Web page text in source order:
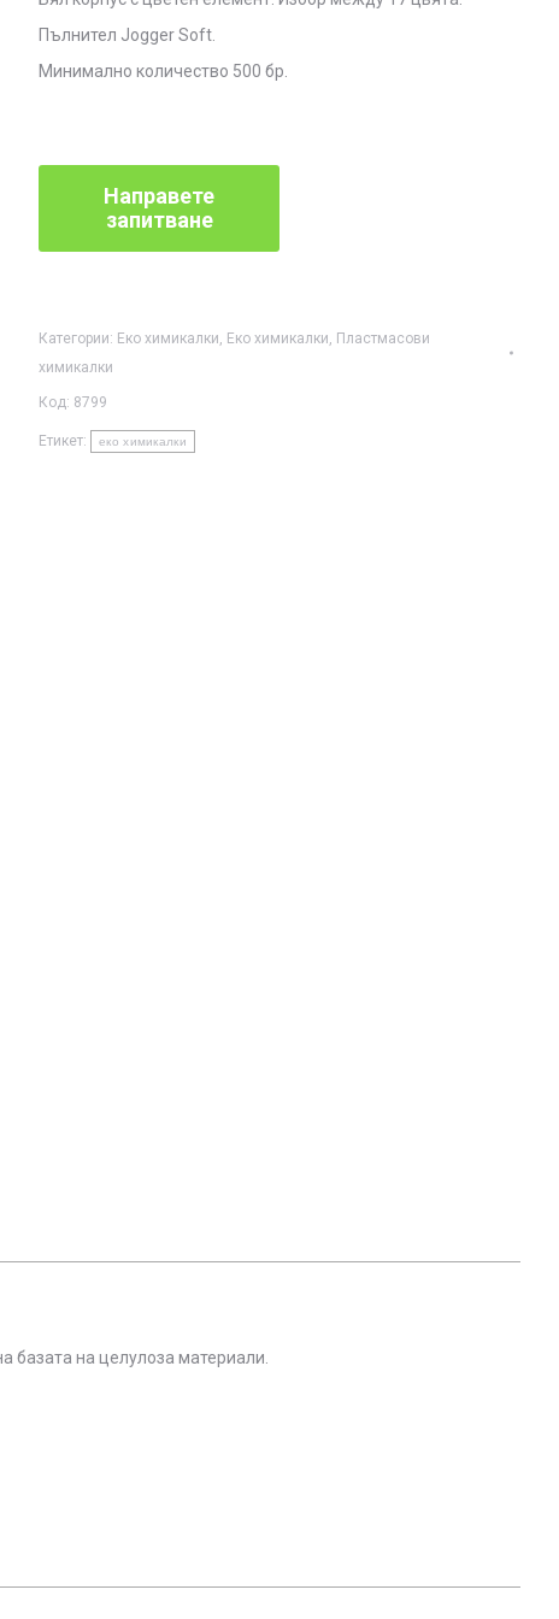
Пълнител Jogger Soft.
Минимално количество 500 бр.
Категории: Eко химикалки, Еко химикалки, Пластмасови
химикалки
Код: 8799
Етикет: еко химикалки
базата на целулоза материали.